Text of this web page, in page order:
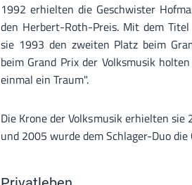
1992 erhielten die Geschwister
den Herbert-Roth-Preis. Mit dem
sie 1993 den zweiten Platz beim
beim Grand Prix der Volksmusik
einmal ein Traum".
Die Krone der Volksmusik erhielten
und 2005 wurde dem Schlager-Duo